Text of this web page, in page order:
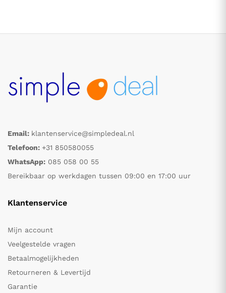
Email: klantenservice@simpledeal.nl
Telefoon: +31 850580055
WhatsApp: 085 058 00 55
Bereikbaar op werkdagen tussen 09:00 en 17:00 uur
Klantenservice
Mijn account
Veelgestelde vragen
Betaalmogelijkheden
Retourneren & Levertijd
Garantie